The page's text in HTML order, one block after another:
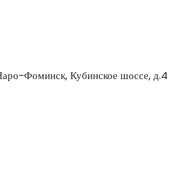
Фоминск, Кубинское шоссе, д.4